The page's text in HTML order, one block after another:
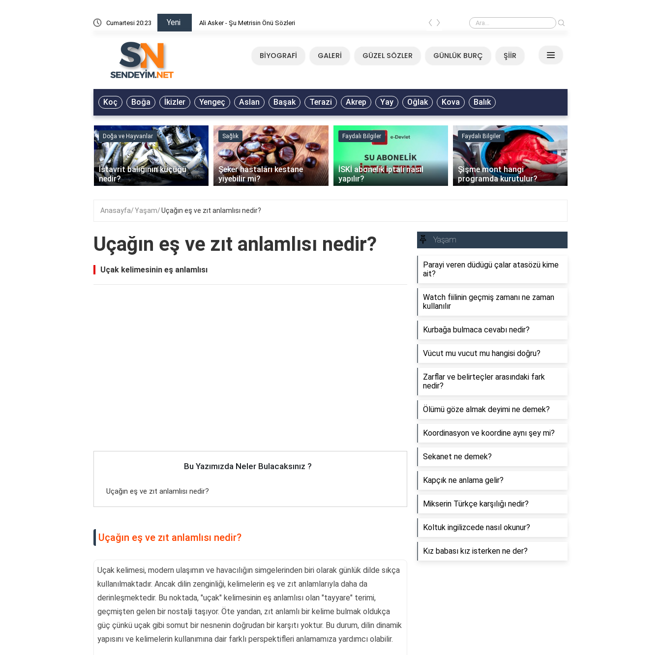
Cumartesi 20:23 Yeni Ali Asker - Şu Metrisin Önü Sözleri Mirkelam - Tavla Sözleri
‹ ›
BİYOGRAFİ GALERİ GÜZEL SÖZLER GÜNLÜK BURÇ ŞİİR
Koç Boğa İkizler Yengeç Aslan Başak Terazi Akrep Yay Oğlak Kova Balık
Doğa ve Hayvanlar
İstavrit balığının küçüğü
nedir?
Sağlık
Şeker hastaları kestane
yiyebilir mi?
Faydalı Bilgiler
İSKİ abonelik iptali nasıl
yapılır?
Faydalı Bilgiler
Şişme mont hangi
programda kurutulur?
‹ ›
Anasayfa Yaşam Uçağın eş ve zıt anlamlısı nedir?
Uçağın eş ve zıt anlamlısı nedir?
Uçak kelimesinin eş anlamlısı
Bu Yazımızda Neler Bulacaksınız ?
Uçağın eş ve zıt anlamlısı nedir?
Uçağın eş ve zıt anlamlısı nedir?
Uçak kelimesi, modern ulaşımın ve havacılığın simgelerinden biri olarak günlük dilde sıkça
kullanılmaktadır. Ancak dilin zenginliği, kelimelerin eş ve zıt anlamlarıyla daha da
derinleşmektedir. Bu noktada, "uçak" kelimesinin eş anlamlısı olan "tayyare" terimi,
geçmişten gelen bir nostalji taşıyor. Öte yandan, zıt anlamlı bir kelime bulmak oldukça
güç çünkü uçak gibi somut bir nesnenin doğrudan bir karşıtı yoktur. Bu durum, dilin dinamik
yapısını ve kelimelerin kullanımına dair farklı perspektifleri anlamamıza yardımcı olabilir.
Yaşam
Parayi veren düdügü çalar atasözü kime
ait?
Watch fiilinin geçmiş zamanı ne zaman
kullanılır
Kurbağa bulmaca cevabı nedir?
Vücut mu vucut mu hangisi doğru?
Zarflar ve belirteçler arasındaki fark
nedir?
Ölümü göze almak deyimi ne demek?
Koordinasyon ve koordine aynı şey mi?
Sekanet ne demek?
Kapçık ne anlama gelir?
Mikserin Türkçe karşılığı nedir?
Koltuk ingilizcede nasıl okunur?
Kız babası kız isterken ne der?